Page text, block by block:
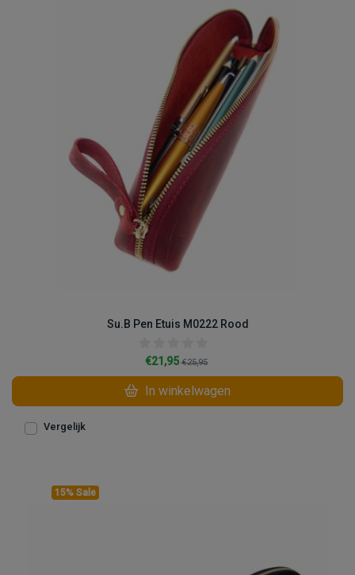
Su.B Pen Etuis M0222 Rood
€21,95€25,95
In winkelwagen
Vergelijk
15% Sale